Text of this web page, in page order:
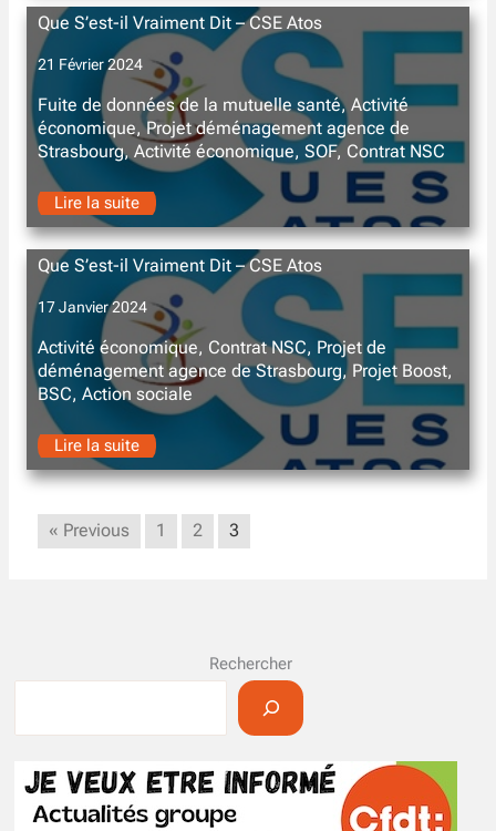
Que S’est-il Vraiment Dit – CSE Atos
21 Février 2024
Fuite de données de la mutuelle santé, Activité
économique, Projet déménagement agence de
Strasbourg, Activité économique, SOF, Contrat NSC
Lire la suite
Que S’est-il Vraiment Dit – CSE Atos
17 Janvier 2024
Activité économique, Contrat NSC, Projet de
déménagement agence de Strasbourg, Projet Boost,
BSC, Action sociale
Lire la suite
« Previous 1 2 3
Rechercher